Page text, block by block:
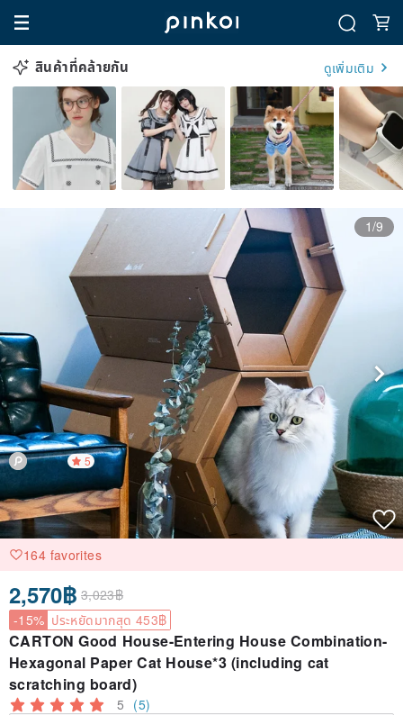
สินค้าที่คล้ายกัน ดูเพิ่มเติม
1/9
5
164 favorites
2,570฿ 3,023฿
-15% ประหยัดมากสุด 453฿
CARTON Good House-Entering House Combination-
Hexagonal Paper Cat House*3 (including cat
scratching board)
5 (5)